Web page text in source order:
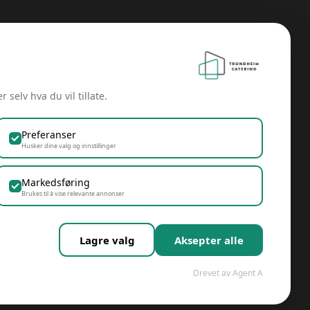
selv hva du vil tillate.
Preferanser
Husker dine valg og innstillinger
Markedsføring
Brukes til å vise relevante annonser
Lagre valg Aksepter alle
Drevet av Agent A